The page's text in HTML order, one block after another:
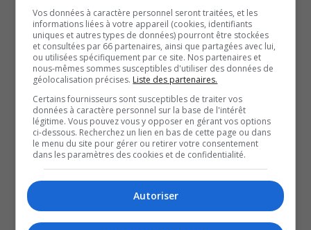
nuisances potentielles.
On rappelle que, plus tôt cette semaine, les promoteurs
ont décidé de revoir le tracé afin d’éviter de passer dans
le parc national.
Ils ont donc décalé le tracé de quelques mètres, pour des
raisons plus légales que cordiales, selon Christian
Bélisle, vice-président des Amis de la rivière Kipawa.
Onimiki, c’est près d’un demi-milliard de dollars, quand
même, ce serait un grand projet structurant pour le
Témiscamingue qui s’inscrit d’ailleurs dans l’impératif
d’Hydro-Québec de fournir plus d’électricité le plus
rapidement possible.
Vos données à caractère personnel seront traitées, et les
informations liées à votre appareil (cookies, identifiants
uniques et autres types de données) pourront être stockées
et consultées par 66 partenaires, ainsi que partagées avec lui,
ou utilisées spécifiquement par ce site. Nos partenaires et
nous-mêmes sommes susceptibles d'utiliser des données de
géolocalisation précises. Liste des partenaires.
Certains fournisseurs sont susceptibles de traiter vos
données à caractère personnel sur la base de l'intérêt
légitime. Vous pouvez vous y opposer en gérant vos options
ci-dessous. Recherchez un lien en bas de cette page ou dans
le menu du site pour gérer ou retirer votre consentement
dans les paramètres des cookies et de confidentialité.
Autoriser